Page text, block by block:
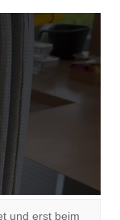
und erst beim